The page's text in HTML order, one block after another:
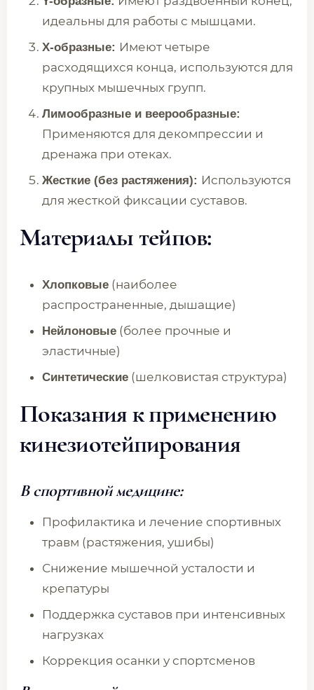
идеальны для работы с мышцами.
X-образные: Имеют четыре
расходящихся конца, используются для
крупных мышечных групп.
Лимообразные и веерообразные:
Применяются для декомпрессии и
дренажа при отеках.
Жесткие (без растяжения): Используются
для жесткой фиксации суставов.
Материалы тейпов:
Хлопковые (наиболее
распространенные, дышащие)
Нейлоновые (более прочные и
эластичные)
Синтетические (шелковистая структура)
Показания к применению
кинезиотейпирования
В спортивной медицине:
Профилактика и лечение спортивных
травм (растяжения, ушибы)
Снижение мышечной усталости и
крепатуры
Поддержка суставов при интенсивных
нагрузках
Коррекция осанки у спортсменов